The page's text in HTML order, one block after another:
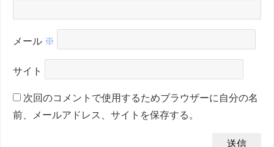
メール ※
サイト
次回のコメントで使用するためブラウザーに自分の名
前、メールアドレス、サイトを保存する。